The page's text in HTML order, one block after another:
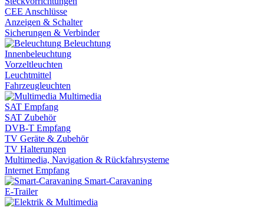
CEE Anschlüsse
Anzeigen & Schalter
Sicherungen & Verbinder
Beleuchtung
Innenbeleuchtung
Vorzeltleuchten
Leuchtmittel
Fahrzeugleuchten
Multimedia
SAT Empfang
SAT Zubehör
DVB-T Empfang
TV Geräte & Zubehör
TV Halterungen
Multimedia, Navigation & Rückfahrsysteme
Internet Empfang
Smart-Caravaning
E-Trailer